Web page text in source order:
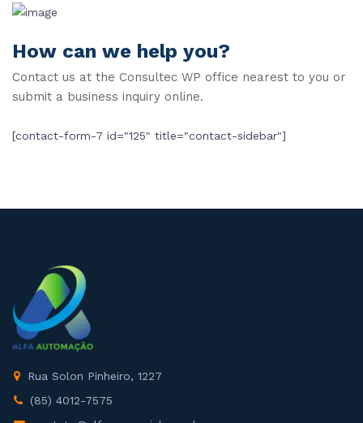
How can we help you?
Contact us at the Consultec WP office nearest to you or
submit a business inquiry online.
[contact-form-7 id="125" title="contact-sidebar"]
Rua Solon Pinheiro, 1227
(85) 4012-7575